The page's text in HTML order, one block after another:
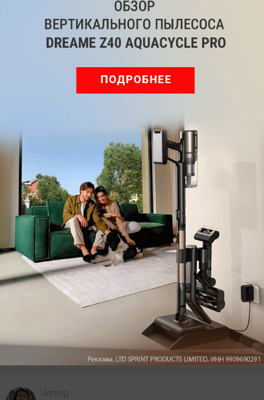
Плейлисты сниппетов листаются по вертикали, как
лента соцсетей. Подборка плейлистов сниппетов
обновляется ежедневно на основе ваших
прослушиваний и музыкальных предпочтений.
Читайте также:
Как добавить музыку в Яндекс Музыку
Как удалить фон онлайн с помощью нейросети
Автор